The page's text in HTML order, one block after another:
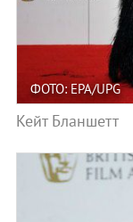
ФОТО: EPA/UPG
Кейт Бланшетт